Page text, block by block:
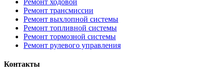
Ремонт трансмиссии
Ремонт выхлопной системы
Ремонт топливной системы
Ремонт тормозной системы
Ремонт рулевого управления
Контакты